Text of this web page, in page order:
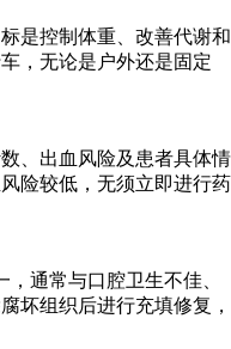
是控制体重、改善代谢和
，无论是户外还是固定
、出血风险及患者具体情
险较低，无须立即进行药
通常与口腔卫生不佳、
坏组织后进行充填修复，